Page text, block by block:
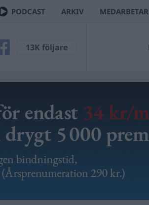
PODCAST ARKIV
13K följare